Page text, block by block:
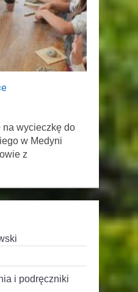
na wycieczkę do
w Medyni
z
i podręczniki